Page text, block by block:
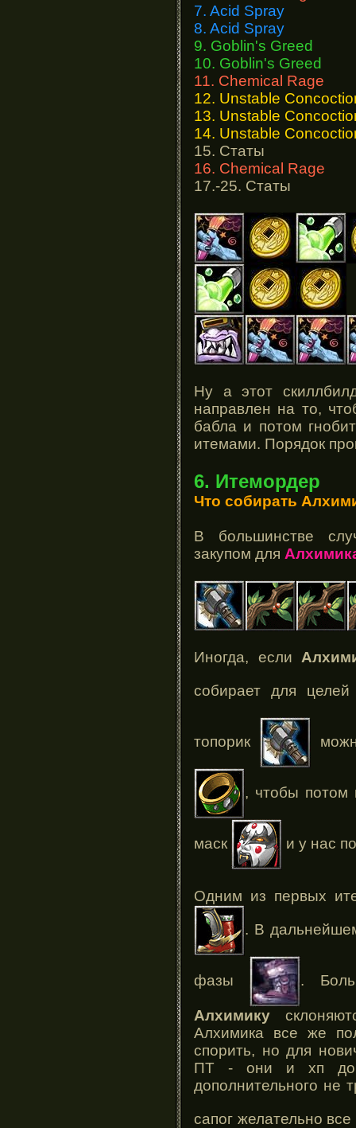
7. Acid Spray
8. Acid Spray
9. Goblin's Greed
10. Goblin's Greed
11. Chemical Rage
12. Unstable
13. Unstable
14. Unstable
15. Статы
16. Chemical Rage
17.-25. Статы
Ну а этот
направлен на то,
бабла и потом
итемами. Порядок
6. Итемордер
Что собирать
В большинстве
закупом для
Иногда, если
собирает для
топорик
, чтобы потом
маск и у нас
Одним из первых
. В
фазы .
Алхимику
Алхимика все же
спорить, но для
ПТ - они и хп
дополнительного не
сапог желательно